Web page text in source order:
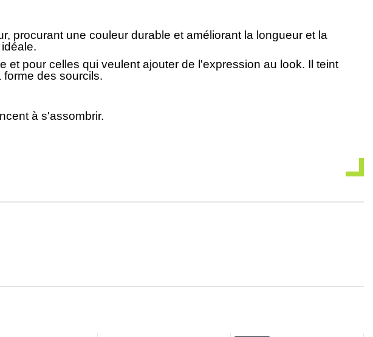
procurant une couleur durable et améliorant la longueur et la
et pour celles qui veulent ajouter de l'expression au look. Il teint
des sourcils.
à s'assombrir.